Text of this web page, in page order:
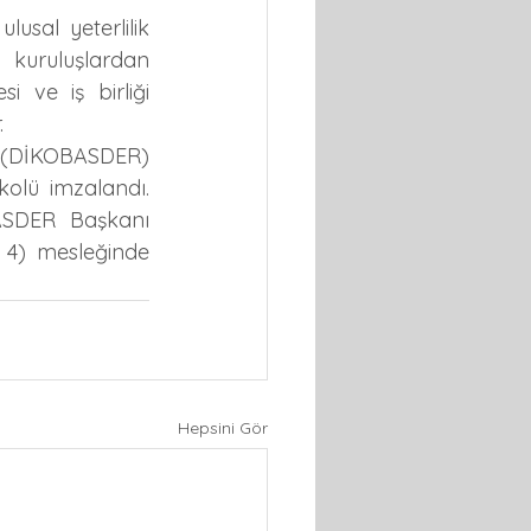
yeterlilik
kuruluşlardan
ve iş birliği
imzalandı.
Başkanı
4) mesleğinde
Hepsini Gör